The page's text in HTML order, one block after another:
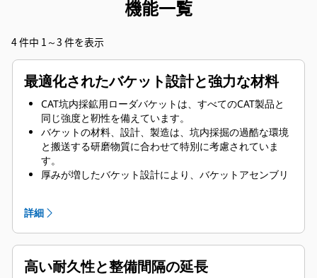
機能一覧
4 件中 1～3 件を表示
最適化されたバケット設計と強力な材料
CAT坑内採鉱用ローダバケットは、すべてのCAT製品と
同じ強度と靭性を備えています。
バケットの材料、設計、製造は、坑内採掘の過酷な環境
と搬送する研磨物質に合わせて特別に考慮されていま
す。
厚みが増したバケット設計により、バケットアセンブリ
バケットアセンブリのコンポーネントにはハイグレード
の材料が使用されています。
詳細
高い耐久性と整備間隔の延長